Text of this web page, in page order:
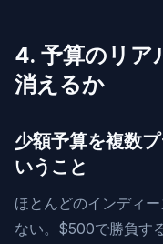
4. 予算のリア
消えるか
少額予算を複数
いうこと
ほとんどのインディ
ない。$500で勝負